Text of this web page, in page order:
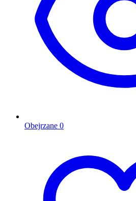
Obejrzane 0